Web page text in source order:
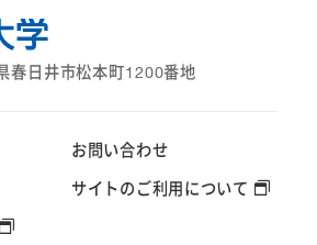
春日井市松本町1200番地
お問い合わせ
サイトのご利用について